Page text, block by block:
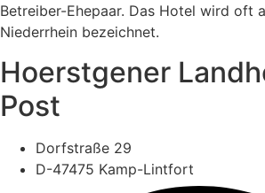
Betreiber-Ehepaar. Das Hotel wird oft
Niederrhein bezeichnet.
Hoerstgener
Post
Dorfstraße 29
D-47475 Kamp-Lintfort